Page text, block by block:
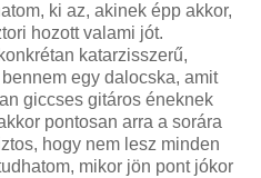
ki az, akinek épp akkor,
hozott valami jót.
katarzisszerű,
egy dalocska, amit
giccses gitáros éneknek
pontosan arra a sorára
hogy nem lesz minden
mikor jön pont jókor